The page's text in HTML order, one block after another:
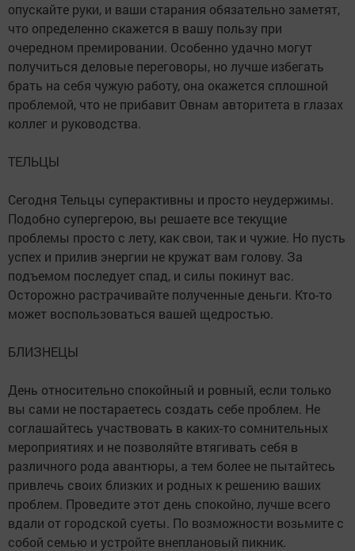
опускайте руки, и ваши старания обязательно заметят,
что определенно скажется в вашу пользу при
очередном премировании. Особенно удачно могут
получиться деловые переговоры, но лучше избегать
брать на себя чужую работу, она окажется сплошной
проблемой, что не прибавит Овнам авторитета в глазах
коллег и руководства.
ТЕЛЬЦЫ
Сегодня Тельцы суперактивны и просто неудержимы.
Подобно супергерою, вы решаете все текущие
проблемы просто с лету, как свои, так и чужие. Но пусть
успех и прилив энергии не кружат вам голову. За
подъемом последует спад, и силы покинут вас.
Осторожно растрачивайте полученные деньги. Кто-то
может воспользоваться вашей щедростью.
БЛИЗНЕЦЫ
День относительно спокойный и ровный, если только
вы сами не постараетесь создать себе проблем. Не
соглашайтесь участвовать в каких-то сомнительных
мероприятиях и не позволяйте втягивать себя в
различного рода авантюры, а тем более не пытайтесь
привлечь своих близких и родных к решению ваших
проблем. Проведите этот день спокойно, лучше всего
вдали от городской суеты. По возможности возьмите с
собой семью и устройте внеплановый пикник.